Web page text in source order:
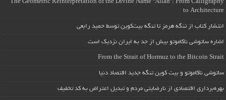
The Geometric Reinterpretation of the Divine Name “Allah”: From Calligraphy
to Architecture
انتشار کتاب از تنگه هرمز تا تنگه بیت‌کوین توسط حمید رابعی
اشاره ساتوشی ناکاموتو بیش از حد به ایران نزدیک است
From the Strait of Hormuz to the Bitcoin Strait
ساتوشی ناکاموتو و بیت کوین تنگه جدید اقتصاد دنیا
بهره‌برداری اقتصادی از نارضایتی مردم و تبدیل اعتراض به کد تخفیف